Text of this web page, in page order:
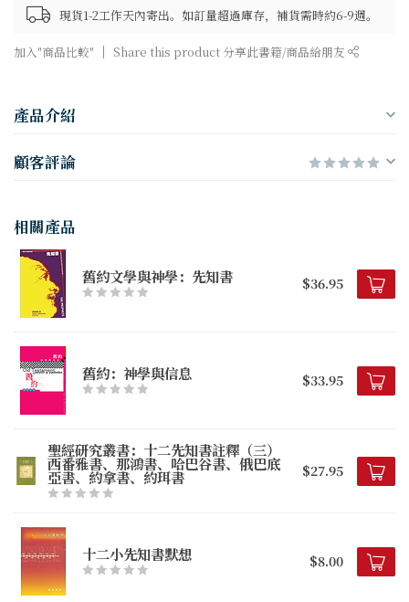
現貨1-2工作天內寄出。如訂量超過庫存，補貨需時約6-9週。
加入"商品比較" Share this product 分享此書籍/商品給朋友
產品介紹
顧客評論
相關產品
舊約文學與神學：先知書 $36.95
舊約：神學與信息 $33.95
聖經研究叢書：十二先知書註釋（三）
西番雅書、那鴻書、哈巴谷書、俄巴底
亞書、約拿書、約珥書 $27.95
十二小先知書默想 $8.00